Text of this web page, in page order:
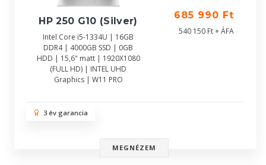
HP 250 G10 (Silver)
Intel Core i5-1334U | 16GB
DDR4 | 4000GB SSD | 0GB
HDD | 15,6" matt | 1920X1080
(FULL HD) | INTEL UHD
Graphics | W11 PRO
685 990 Ft
540 150 Ft + ÁFA
3 év garancia
MEGNÉZEM